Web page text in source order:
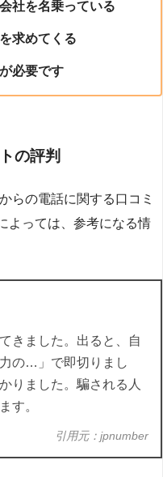
社を名乗っている
求めてくる
必要です
の評判
らの電話に関する口コミ
よっては、参考になる情
きました。出ると、自
の…」で即切りまし
りました。騙される人
す。
引用元：jpnumber